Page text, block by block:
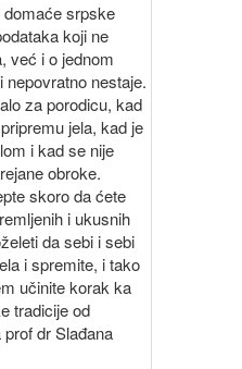
domaće srpske
koji ne
već i o jednom
nepovratno nestaje.
za porodicu, kad
jela, kad je
i kad se nije
obroke.
skoro da ćete
i ukusnih
da sebi i sebi
i spremite, i tako
učinite korak ka
tradicije od
prof dr Slađana